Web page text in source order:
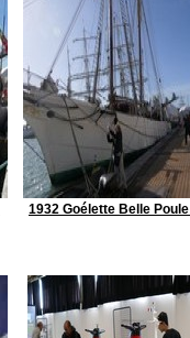
1932 Goélette Belle